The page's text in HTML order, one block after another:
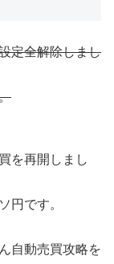
定全解除しまし
を再開しまし
円です。
自動売買攻略を